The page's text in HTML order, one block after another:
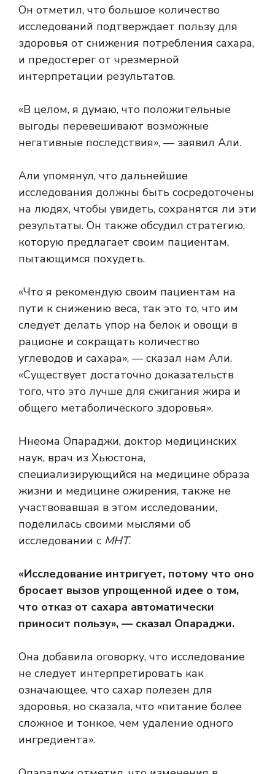
Он отметил, что большое количество
исследований подтверждает пользу для
здоровья от снижения потребления сахара,
и предостерег от чрезмерной
интерпретации результатов.
«В целом, я думаю, что положительные
выгоды перевешивают возможные
негативные последствия», — заявил Али.
Али упомянул, что дальнейшие
исследования должны быть сосредоточены
на людях, чтобы увидеть, сохранятся ли эти
результаты. Он также обсудил стратегию,
которую предлагает своим пациентам,
пытающимся похудеть.
«Что я рекомендую своим пациентам на
пути к снижению веса, так это то, что им
следует делать упор на белок и овощи в
рационе и сокращать количество
углеводов и сахара», — сказал нам Али.
«Существует достаточно доказательств
того, что это лучше для сжигания жира и
общего метаболического здоровья».
Ннеома Опараджи, доктор медицинских
наук, врач из Хьюстона,
специализирующийся на медицине образа
жизни и медицине ожирения, также не
участвовавшая в этом исследовании,
поделилась своими мыслями об
исследовании с МНТ.
«Исследование интригует, потому что оно
бросает вызов упрощенной идее о том,
что отказ от сахара автоматически
приносит пользу», — сказал Опараджи.
Она добавила оговорку, что исследование
не следует интерпретировать как
означающее, что сахар полезен для
здоровья, но сказала, что «питание более
сложное и тонкое, чем удаление одного
ингредиента».